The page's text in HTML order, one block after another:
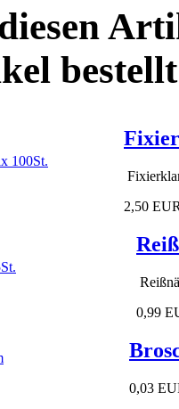
2,50
0,99
0,03